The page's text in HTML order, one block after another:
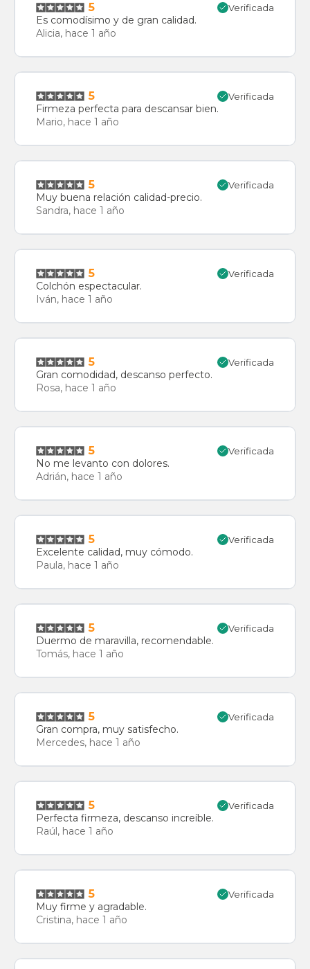
5 Verificada
Es comodísimo y de gran calidad.
Alicia, hace 1 año
5 Verificada
Firmeza perfecta para descansar bien.
Mario, hace 1 año
5 Verificada
Muy buena relación calidad-precio.
Sandra, hace 1 año
5 Verificada
Colchón espectacular.
Iván, hace 1 año
5 Verificada
Gran comodidad, descanso perfecto.
Rosa, hace 1 año
5 Verificada
No me levanto con dolores.
Adrián, hace 1 año
5 Verificada
Excelente calidad, muy cómodo.
Paula, hace 1 año
5 Verificada
Duermo de maravilla, recomendable.
Tomás, hace 1 año
5 Verificada
Gran compra, muy satisfecho.
Mercedes, hace 1 año
5 Verificada
Perfecta firmeza, descanso increíble.
Raúl, hace 1 año
5 Verificada
Muy firme y agradable.
Cristina, hace 1 año